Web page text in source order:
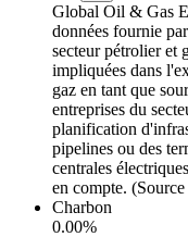
Global Oil & Gas
données fournie
secteur pétrolier et
impliquées dans
gaz en tant que
entreprises du
planification
pipelines ou des
centrales
en compte.
Charbon
0.00%